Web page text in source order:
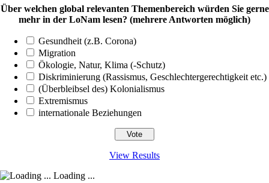
Über welchen global relevanten Themenbereich würden Sie gerne
mehr in der LoNam lesen? (mehrere Antworten möglich)
Gesundheit (z.B. Corona)
Migration
Ökologie, Natur, Klima (-Schutz)
Diskriminierung (Rassismus, Geschlechtergerechtigkeit etc.)
(Überbleibsel des) Kolonialismus
Extremismus
internationale Beziehungen
View Results
Loading ...